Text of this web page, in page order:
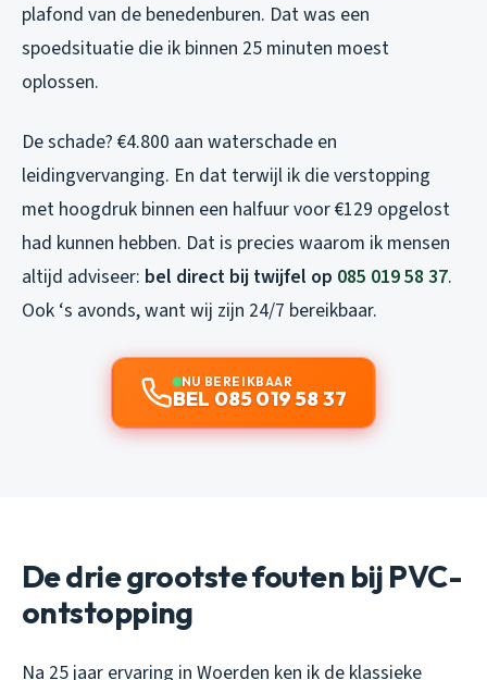
plafond van de benedenburen. Dat was een
spoedsituatie die ik binnen 25 minuten moest
oplossen.
De schade? €4.800 aan waterschade en
leidingvervanging. En dat terwijl ik die verstopping
met hoogdruk binnen een halfuur voor €129 opgelost
had kunnen hebben. Dat is precies waarom ik mensen
altijd adviseer: bel direct bij twijfel op 085 019 58 37.
Ook ‘s avonds, want wij zijn 24/7 bereikbaar.
NU BEREIKBAAR
BEL 085 019 58 37
De drie grootste fouten bij PVC-
ontstopping
Na 25 jaar ervaring in Woerden ken ik de klassieke